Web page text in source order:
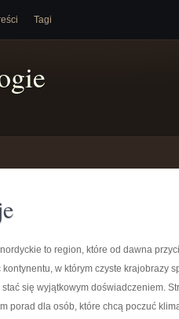
Tagi
to region, które od dawna
kontynentu, w którym czyste krajobrazy
stać się wyjątkowym doświadczeniem.
porad dla osób, które chcą poczuć